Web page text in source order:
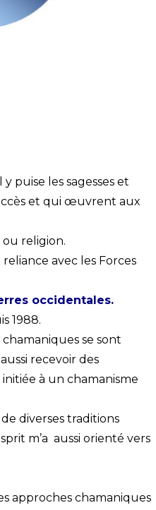
puise les sagesses et
et qui œuvrent aux
religion.
avec les Forces
occidentales.
1988.
se sont
recevoir des
à un chamanisme
diverses traditions
m’a aussi orienté vers
approches chamaniques